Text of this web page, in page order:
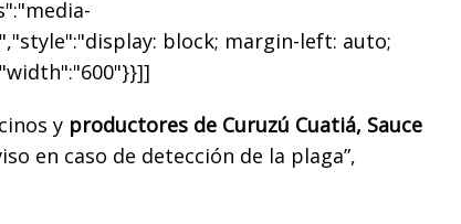
block; margin-left: auto;
y productores de Curuzú Cuatiá, Sauce
en caso de detección de la plaga”,